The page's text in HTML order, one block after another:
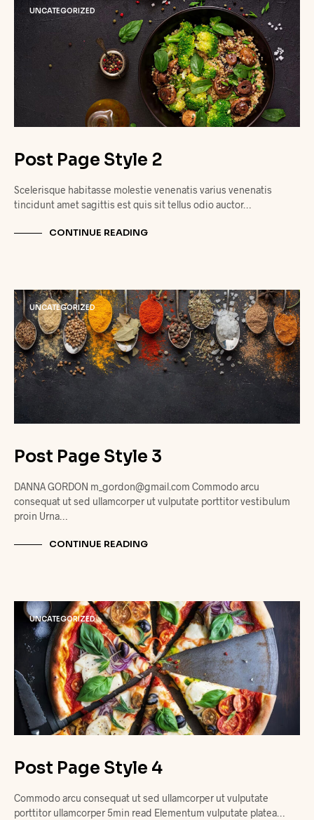
UNCATEGORIZED
Post Page Style 2
Scelerisque habitasse molestie venenatis varius venenatis
tincidunt amet sagittis est quis sit tellus odio auctor…
CONTINUE READING
UNCATEGORIZED
Post Page Style 3
DANNA GORDON m_gordon@gmail.com Commodo arcu
consequat ut sed ullamcorper ut vulputate porttitor vestibulum
proin Urna…
CONTINUE READING
UNCATEGORIZED
Post Page Style 4
Commodo arcu consequat ut sed ullamcorper ut vulputate
porttitor ullamcorper 5min read Elementum vulputate platea…